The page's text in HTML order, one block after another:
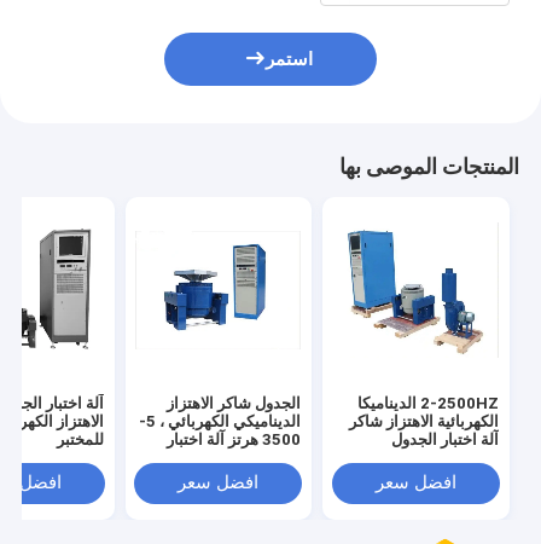
استمر
المنتجات الموصى بها
2-2500HZ الديناميكا
الكهربائية الاهتزاز شاكر
آلة اختبار الجدول
افضل سعر
الجدول شاكر الاهتزاز
الديناميكي الكهربائي ، 5-
3500 هرتز آلة اختبار
افضل سعر
آلة اختبار
الاهتزاز
للمختبر
افضل